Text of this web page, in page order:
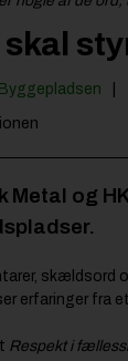
Byggepladsen
Metal og
skældsord
erfaringer fra
Respekt i